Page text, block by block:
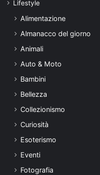
Lifestyle
Alimentazione
Almanacco del giorno
Animali
Auto & Moto
Bambini
Bellezza
Collezionismo
Curiosità
Esoterismo
Eventi
Fotografia